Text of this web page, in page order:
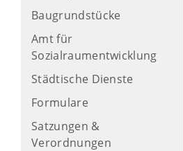
Baugrundstücke
Amt für
Sozialraumentwicklung
Städtische Dienste
Formulare
Satzungen &
Verordnungen